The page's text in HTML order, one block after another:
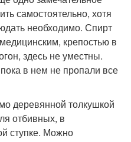
самостоятельно, хотя
необходимо. Спирт
крепостью в
здесь не уместны.
в нем не пропали все
деревянной толкушкой
отбивных, в
ступке. Можно